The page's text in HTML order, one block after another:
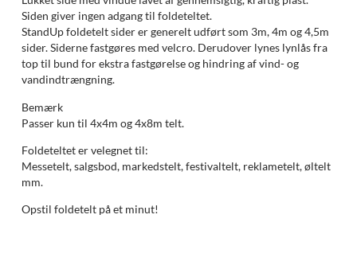
Siden giver ingen adgang til foldeteltet.
StandUp foldetelt sider er generelt udført som 3m, 4m og 4,5m
sider. Siderne fastgøres med velcro. Derudover lynes lynlås fra
top til bund for ekstra fastgørelse og hindring af vind- og
vandindtrængning.
Bemærk
Passer kun til 4x4m og 4x8m telt.
Foldeteltet er velegnet til:
Messetelt, salgsbod, markedstelt, festivaltelt, reklametelt, øltelt
mm.
Opstil foldetelt på et minut!